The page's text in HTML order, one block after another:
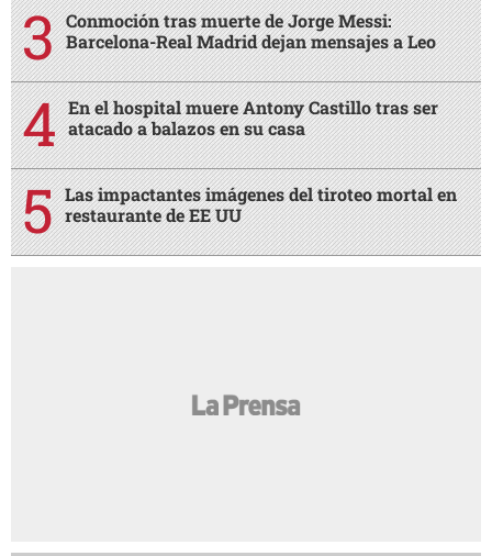
Conmoción tras muerte de Jorge Messi:
Barcelona-Real Madrid dejan mensajes a Leo
En el hospital muere Antony Castillo tras ser
atacado a balazos en su casa
Las impactantes imágenes del tiroteo mortal en
restaurante de EE UU